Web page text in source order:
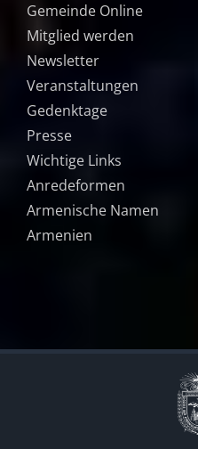
Gemeinde Online
Mitglied werden
Newsletter
Veranstaltungen
Gedenktage
Presse
Wichtige Links
Anredeformen
Armenische Namen
Armenien